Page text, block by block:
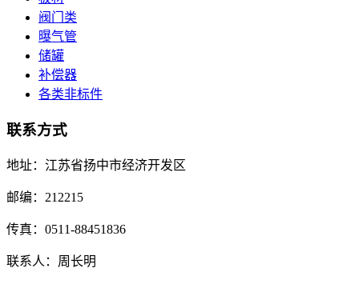
阀门类
曝气管
储罐
补偿器
各类非标件
联系方式
地址：江苏省扬中市经济开发区
邮编：212215
传真：0511-88451836
联系人：周长明